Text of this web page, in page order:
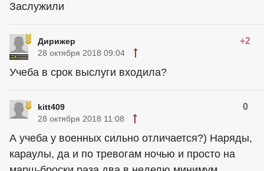
Заслужили
Дирижер +2
28 октября 2018 09:04
Учеба в срок выслуги входила?
kitt409 0
28 октября 2018 11:08
А учеба у военных сильно отличается?) Наряды,
караулы, да и по тревогам ночью и просто на